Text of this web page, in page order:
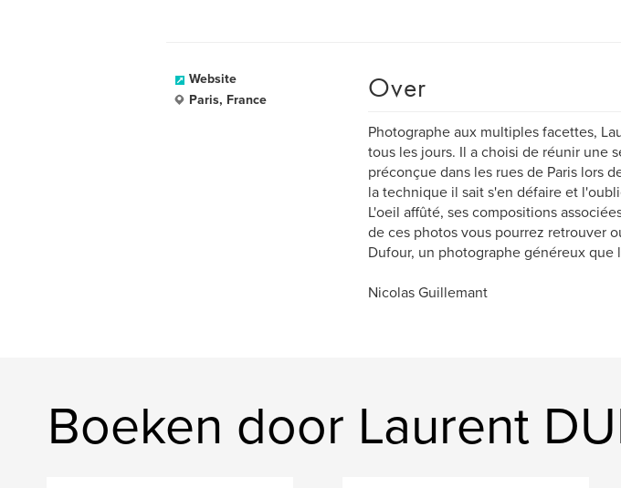
Website
Paris, France
Over
Photographe aux multiples facettes,
tous les jours. Il a choisi de réunir une
préconçue dans les rues de Paris lors
la technique il sait s'en défaire et
L'oeil affûté, ses compositions
de ces photos vous pourrez retrouver
Dufour, un photographe généreux que
Nicolas Guillemant
Boeken door Laurent